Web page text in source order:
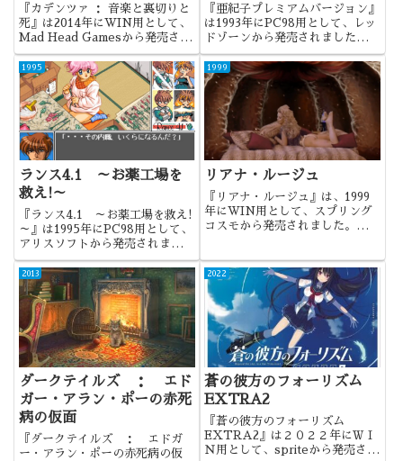
『カデンツァ ： 音楽と裏切りと
死』は2014年にWIN用として、
Mad Head Gamesから発売され
ました。ネバーテイルズの次の作
品として期待されましたが、見事
に応えてくれた作品でした。
『亜紀子プレミアムバージョン』
は1993年にPC98用として、レッ
ドゾーンから発売されました。レ
ッドゾーンのデビュー作であり、
名前シリーズ最初の作品になりま
す。
1995
ランス4.1 ～お薬工場を
救え!～
『ランス4.1 ～お薬工場を救え!
～』は1995年にPC98用として、
アリスソフトから発売されまし
た。翌週に『ランス4.2 ～エン
ジェル組～』が発売されており、
2本で1つの作品となります。
1999
リアナ・ルージュ
『リアナ・ルージュ』は、1999
年にWIN用として、スプリング
コスモから発売されました。お姉
パクトのある作品でした。
2013
ダークテイルズ ： エド
ガー・アラン・ポーの赤死
病の仮面
『ダークテイルズ ： エドガ
ー・アラン・ポーの赤死病の仮
2022
蒼の彼方のフォーリズム
EXTRA2
『蒼の彼方のフォーリズム
EXTRA2』は２０２２年にＷＩ
Ｎ用として、spriteから発売され